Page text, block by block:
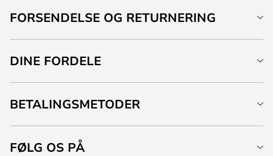
FORSENDELSE OG RETURNERING
DINE FORDELE
BETALINGSMETODER
FØLG OS PÅ